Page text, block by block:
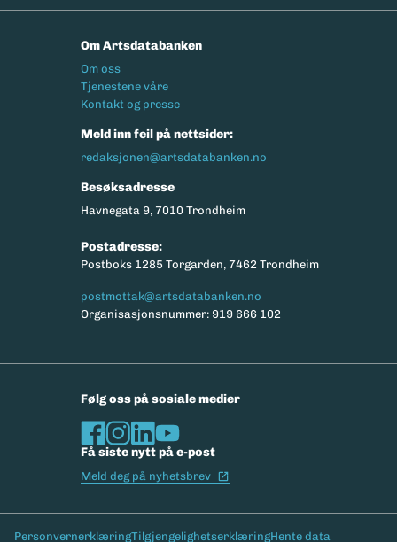
Om Artsdatabanken
Footermeny
Om oss
Tjenestene våre
Kontakt og presse
Meld inn feil på nettsider:
redaksjonen@artsdatabanken.no
Besøksadresse
Havnegata 9, 7010 Trondheim
Postadresse:
Postboks 1285 Torgarden, 7462 Trondheim
postmottak@artsdatabanken.no
Organisasjonsnummer: 919 666 102
Følg oss på sosiale medier
Få siste nytt på e-post
Meld deg på nyhetsbrev
Bunntekst
PersonvernerklæringTilgjengelighetserklæringHente data